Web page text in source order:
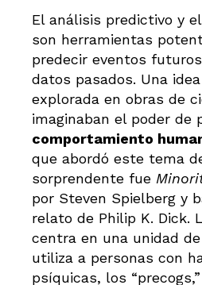
El análisis predictivo y
son herramientas
predecir eventos
datos pasados. Una
explorada en obras de
imaginaban el poder de
comportamiento
que abordó este tema
sorprendente fue
por Steven Spielberg y
relato de Philip K. Dick.
centra en una unidad
utiliza a personas con
psíquicas, los